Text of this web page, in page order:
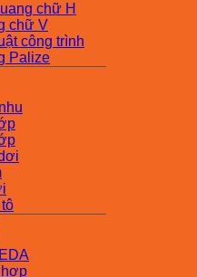
chữ H
chữ V
công trình
Palize
hợp